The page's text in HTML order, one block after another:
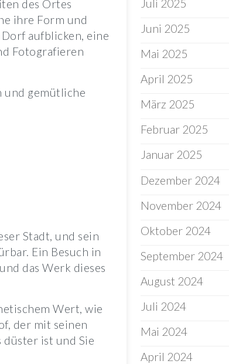
des Ortes
ihre Form und
Dorf aufblicken, eine
Fotografieren
und gemütliche
Stadt, und sein
Ein Besuch in
das Werk dieses
Wert, wie
der mit seinen
düster ist und Sie
Juli 2025
Juni 2025
Mai 2025
April 2025
März 2025
Februar 2025
Januar 2025
Dezember 2024
November 2024
Oktober 2024
September 2024
August 2024
Juli 2024
Mai 2024
April 2024